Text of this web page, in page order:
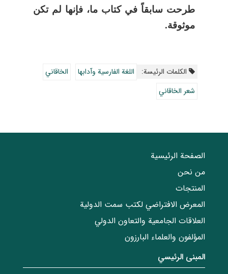
طرحت سابقاً في كتاب ما، فإنها لم تكن
موثوقة.
الکلمات الرئيسة: اللغة الفارسية وآدابها
الخاقاني
شعر الخاقاني
الصفحة الرئيسية
من نحن
المنتجات
المعرض الافتراضي لكتب سمت الدولية
العلاقات الجامعیة والتعاون الدولي
المؤلفون والعلماء البارزون
المبنی الرئيسي